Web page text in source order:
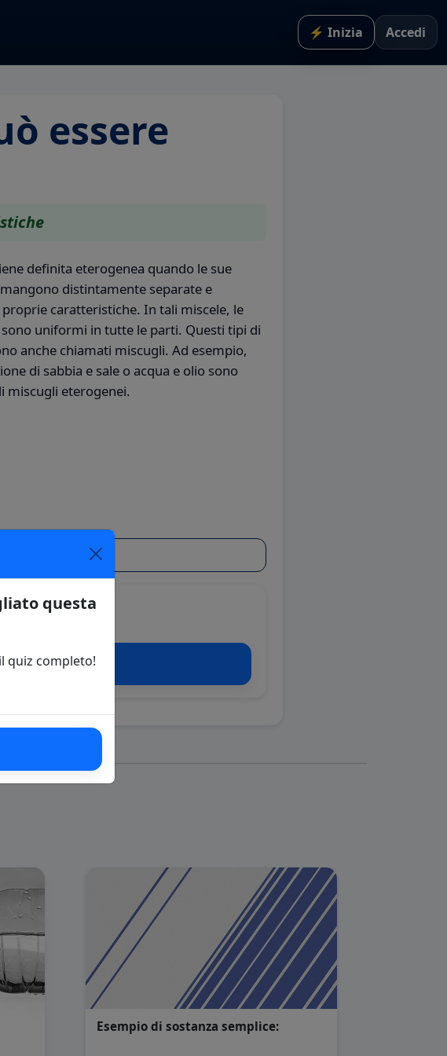
⚡ Inizia Accedi
questa
quiz completo!
essere
definita eterogenea quando le sue
distintamente separate e
caratteristiche. In tali miscele, le
uniformi in tutte le parti. Questi tipi di
anche chiamati miscugli. Ad esempio,
di sabbia e sale o acqua e olio sono
miscugli eterogenei.
Esempio di sostanza semplice: